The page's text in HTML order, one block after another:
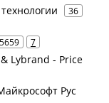
36
5659 7
Lybrand - Price
Рус